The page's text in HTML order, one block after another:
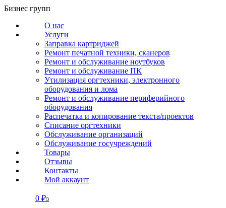
Перейти
содержанию
Бизнес групп
О нас
Услуги
Заправка картриджей
Ремонт печатной техники, сканеров
Ремонт и обслуживание ноутбуков
Ремонт и обслуживание ПК
Утилизация оргтехники, электронного
оборудования и лома
Ремонт и обслуживание периферийного
оборудования
Распечатка и копирование текста/проектов
Списание оргтехники
Обслуживание организаций
Обслуживание госучреждений
Товары
Отзывы
Контакты
Мой аккаунт
0 ₽0
СВЯЗАТЬСЯ